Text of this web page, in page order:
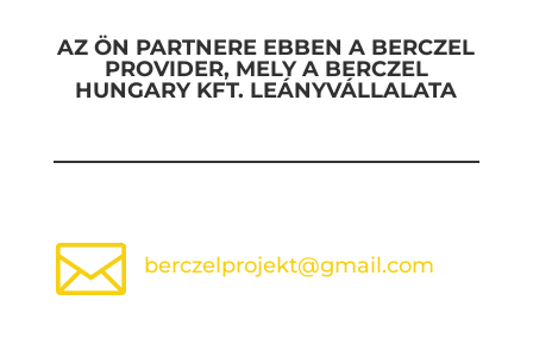
AZ ÖN PARTNERE EBBEN A BERCZEL
PROVIDER, MELY A BERCZEL
HUNGARY KFT. LEÁNYVÁLLALATA
 berczelprojekt@gmail.com